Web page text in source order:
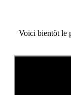
Voici bientôt le